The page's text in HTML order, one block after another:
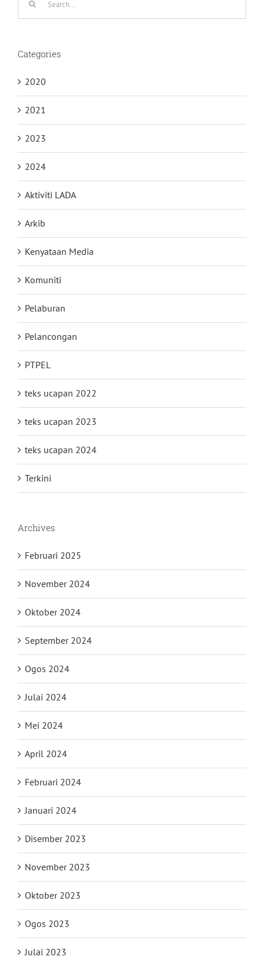
Categories
2020
2021
2023
2024
Aktiviti LADA
Arkib
Kenyataan Media
Komuniti
Pelaburan
Pelancongan
PTPEL
teks ucapan 2022
teks ucapan 2023
teks ucapan 2024
Terkini
Archives
Februari 2025
November 2024
Oktober 2024
September 2024
Ogos 2024
Julai 2024
Mei 2024
April 2024
Februari 2024
Januari 2024
Disember 2023
November 2023
Oktober 2023
Ogos 2023
Julai 2023